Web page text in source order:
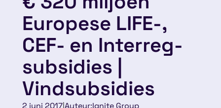
Europese LIFE-,
CEF- en Interreg-
subsidies |
Vindsubsidies
2 juni 2017|Auteur:Ignite Group